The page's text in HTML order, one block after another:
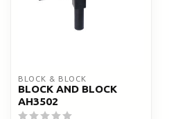
BLOCK & BLOCK
BLOCK AND BLOCK
AH3502